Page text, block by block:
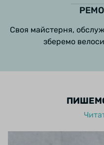
Своя майстерня,
зберемо